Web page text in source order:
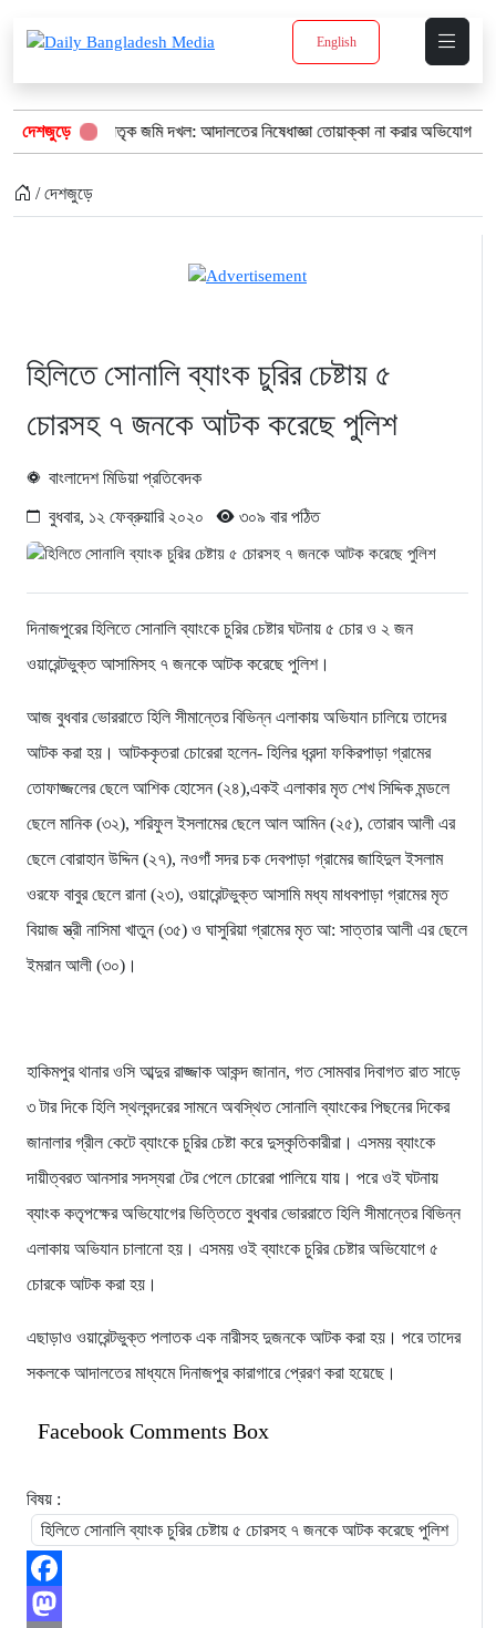
English
দেশজুড়ে
পাহাড়ির পৈতৃক জমি দখল: আদালতের নিষেধাজ্ঞা তোয়াক্কা না করার অভিযোগ
/ দেশজুড়ে
হিলিতে সোনালি ব্যাংক চুরির চেষ্টায় ৫
চোরসহ ৭ জনকে আটক করেছে পুলিশ
বাংলাদেশ মিডিয়া প্রতিবেদক
বুধবার, ১২ ফেব্রুয়ারি ২০২০ ৩০৯ বার পঠিত
দিনাজপুরের হিলিতে সোনালি ব্যাংকে চুরির চেষ্টার ঘটনায় ৫ চোর ও ২ জন
ওয়ারেন্টভুক্ত আসামিসহ ৭ জনকে আটক করেছে পুলিশ।
আজ বুধবার ভোররাতে হিলি সীমান্তের বিভিন্ন এলাকায় অভিযান চালিয়ে তাদের
আটক করা হয়। আটককৃতরা চোরেরা হলেন- হিলির ধরন্দা ফকিরপাড়া গ্রামের
তোফাজ্জলের ছেলে আশিক হোসেন (২৪),একই এলাকার মৃত শেখ সিদ্দিক মন্ডলে
ছেলে মানিক (৩২), শরিফুল ইসলামের ছেলে আল আমিন (২৫), তোরাব আলী এর
ছেলে বোরাহান উদ্দিন (২৭), নওগাঁ সদর চক দেবপাড়া গ্রামের জাহিদুল ইসলাম
ওরফে বাবুর ছেলে রানা (২৩), ওয়ারেন্টভুক্ত আসামি মধ্য মাধবপাড়া গ্রামের মৃত
বিয়াজ স্ত্রী নাসিমা খাতুন (৩৫) ও ঘাসুরিয়া গ্রামের মৃত আ: সাত্তার আলী এর ছেলে
ইমরান আলী (৩০)।
হাকিমপুর থানার ওসি আব্দুর রাজ্জাক আকন্দ জানান, গত সোমবার দিবাগত রাত সাড়ে
৩ টার দিকে হিলি স্থলবন্দরের সামনে অবস্থিত সোনালি ব্যাংকের পিছনের দিকের
জানালার গ্রীল কেটে ব্যাংকে চুরির চেষ্টা করে দুস্কৃতিকারীরা। এসময় ব্যাংকে
দায়ীত্বরত আনসার সদস্যরা টের পেলে চোরেরা পালিয়ে যায়। পরে ওই ঘটনায়
ব্যাংক কতৃপক্ষের অভিযোগের ভিত্তিতে বুধবার ভোররাতে হিলি সীমান্তের বিভিন্ন
এলাকায় অভিযান চালানো হয়। এসময় ওই ব্যাংকে চুরির চেষ্টার অভিযোগে ৫
চোরকে আটক করা হয়।
এছাড়াও ওয়ারেন্টভুক্ত পলাতক এক নারীসহ দুজনকে আটক করা হয়। পরে তাদের
সকলকে আদালতের মাধ্যমে দিনাজপুর কারাগারে প্রেরণ করা হয়েছে।
Facebook Comments Box
বিষয় :
হিলিতে সোনালি ব্যাংক চুরির চেষ্টায় ৫ চোরসহ ৭ জনকে আটক করেছে পুলিশ
Facebook